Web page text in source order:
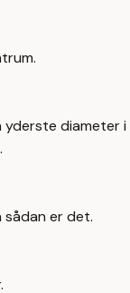
yderste diameter i
sådan er det.